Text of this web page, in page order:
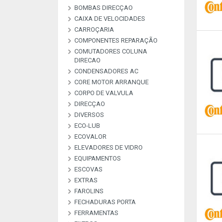
BOMBAS ALTA PRESSAO
COMMON RAI
BOMBAS COMBUSTIVEL
BOMBAS DE VACUO
BOMBAS ESGUICHO
BOMBAS DIRECÇAO
KIT REPARAÇAO BOMBAS
DIREÇAO
CAIXA DE VELOCIDADES
CARROÇARIA
COMPONENTES REPARAÇÃO
MATERIAL DE
ARCONDICIONADO
PEÇAS REPARAÇAO
ALTERNADOR E M
PEÇAS REPARAÇÃO
COMPRESSORES A
PEÇAS REPARAÇÃO
INJETORES
PLACAS RETIFICADORAS
COMUTADORES COLUNA
DIRECAO
COMUTADORES
CONDENSADORES AC
CORE MOTOR ARRANQUE
CORPO DE VALVULA
DIRECÇAO
DIVERSOS
DESCRIÇAO
DIVERSOS
LIVRE
LIVRE
LIVRE
LIVRE
LIVRE
LIVRE
LIVRE
LIVRE
LIVRE
LIVRE
LIVRE
ECO-LUB
ECOVALOR LUBRIFICANTES
ECOVALOR
ECOVALOR
ELEVADORES DE VIDRO
EQUIPAMENTOS
CARREGADORES E
TESTADORES
MANOMETROS
ESCOVAS
ESCOVAS CARVÃO ALTER E
M/A
ESCOVAS LIMPA VIDROS
EXTRAS
ALARMES & SEGURANÇA
ANTENAS
EXTRAS
FAROLINS
FECHADURAS PORTA
FERRAMENTAS